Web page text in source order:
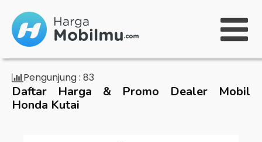
Pengunjung : 83
Daftar Harga & Promo Dealer Mobil
Honda Kutai